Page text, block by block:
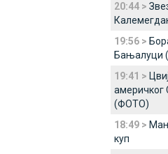
20:44 >
19:56 >
19:41 >
америчког
(ФОТО)
18:49 >
куп